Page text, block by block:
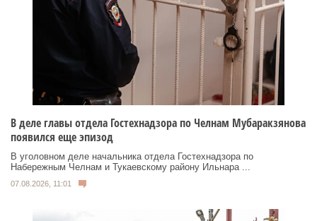
В деле главы отдела Гостехнадзора по Челнам Мубаракзянова
появился еще эпизод
В уголовном деле начальника отдела Гостехнадзора по
Набережным Челнам и Тукаевскому району Ильнара ...
07.08.2026, 11:01